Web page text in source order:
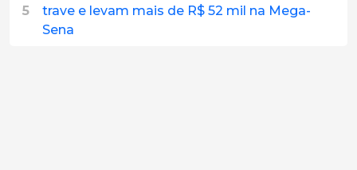
5
trave e levam mais de R$ 52 mil na Mega-
Sena